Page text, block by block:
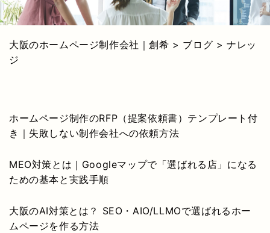
大阪のホームページ制作会社｜創希 > ブログ >ナレッ
ジ
ホームページ制作のRFP（提案依頼書）テンプレート付
き｜失敗しない制作会社への依頼方法
MEO対策とは｜Googleマップで「選ばれる店」になる
ための基本と実践手順
大阪のAI対策とは？ SEO・AIO/LLMOで選ばれるホー
ムページを作る方法